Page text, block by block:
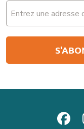
Email
(Nécessaire)